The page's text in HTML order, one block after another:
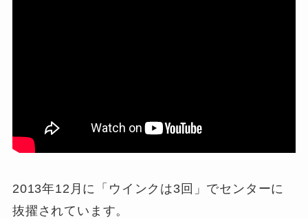
2013年12月に「ウインクは3回」でセンターに
抜擢されています。